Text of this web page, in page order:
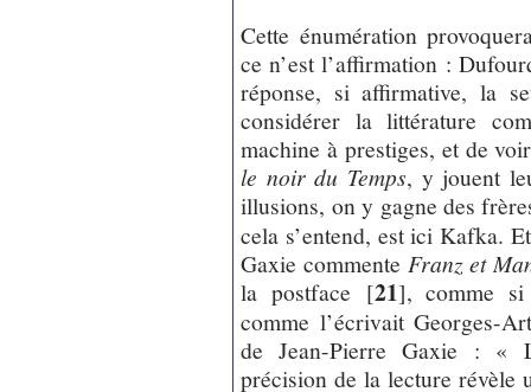
Cette énumération
ce n’est l’affirmation :
réponse, si affirmative, la
considérer la littérature
machine à prestiges, et de
le noir du Temps, y jouent
illusions, on y gagne des
cela s’entend, est ici Kafka.
Gaxie commente Franz et
la postface [21], comme si
comme l’écrivait Georges-
de Jean-Pierre Gaxie : «
précision de la lecture révèle